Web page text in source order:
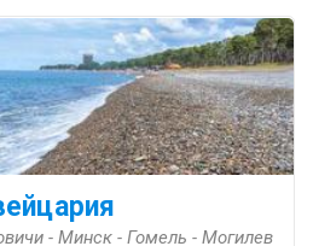
- Минск - Гомель - Могилев